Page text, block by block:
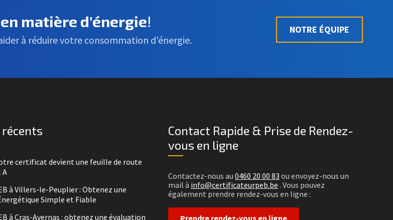
en matière d'énergie!
à réduire votre consommation d'énergie.
NOTRE ÉQUIPE
certificat devient une feuille de route
A
à Villers-le-Peuplier : Obtenez une
Simple et Fiable
à Cras-Avernas : obtenez une évaluation
Contact Rapide & Prise de Rendez-
vous en ligne
Contactez-nous au 0460 20 00 83 ou envoyez-nous un
mail à info@certificateurpeb.be . Vous pouvez
également prendre rendez-vous en ligne :
Prendre rendez-vous en ligne